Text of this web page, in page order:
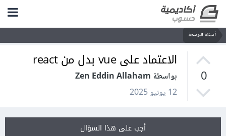
أسئلة البرمجة
0
الاعتماد على vue بدل من react
بواسطة Zen Eddin Allaham
12 يونيو 2025
أجب على هذا السؤال